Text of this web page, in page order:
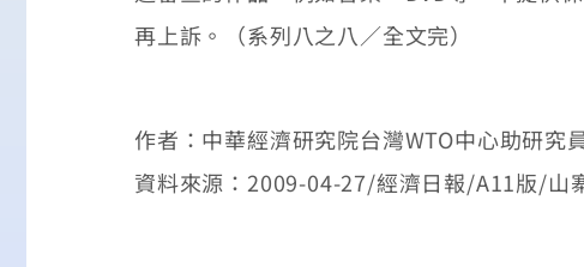
再上訴。（系列八之八／全文完）
作者：中華經濟研究院台灣WTO中心助研究
資料來源：2009-04-27/經濟日報/A11版/山